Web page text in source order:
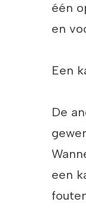
één
en
Een
De
een